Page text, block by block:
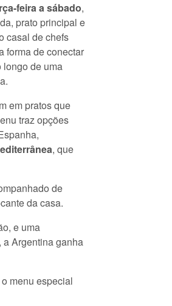
feira a sábado,
prato principal e
casal de chefs
forma de conectar
longo de uma
em pratos que
traz opções
, que
de
da casa.
e uma
a Argentina ganha
menu especial